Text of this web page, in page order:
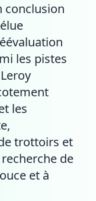
conclusion
les pistes
les
trottoirs et
de
et à